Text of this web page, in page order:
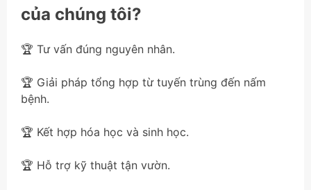
của chúng tôi?
🏆 Tư vấn đúng nguyên nhân.
🏆 Giải pháp tổng hợp từ tuyến trùng đến nấm
bệnh.
🏆 Kết hợp hóa học và sinh học.
🏆 Hỗ trợ kỹ thuật tận vườn.